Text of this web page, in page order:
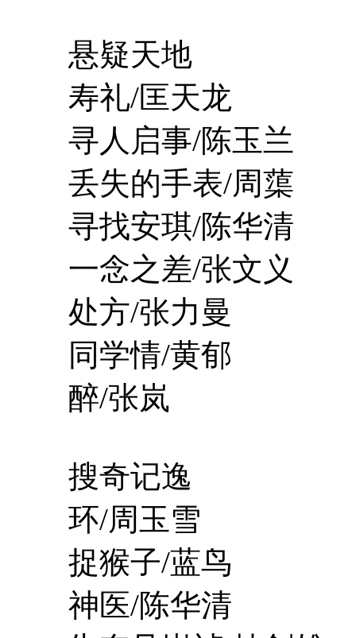
悬疑天地
寿礼/匡天龙
寻人启事/陈玉兰
丢失的手表/周蕖
寻找安琪/陈华清
一念之差/张文义
处方/张力曼
同学情/黄郁
醉/张岚
搜奇记逸
环/周玉雪
捉猴子/蓝鸟
神医/陈华清